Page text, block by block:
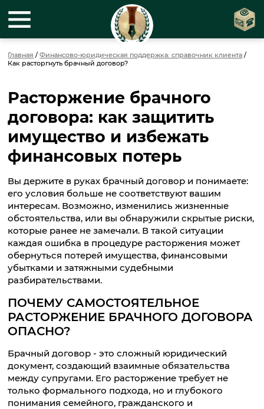
Главная /Финансово-юридическая поддержка: справочник клиента /
Как расторгнуть брачный договор?
Расторжение брачного
договора: как защитить
имущество и избежать
финансовых потерь
Вы держите в руках брачный договор и понимаете:
его условия больше не соответствуют вашим
интересам. Возможно, изменились жизненные
обстоятельства, или вы обнаружили скрытые риски,
которые ранее не замечали. В такой ситуации
каждая ошибка в процедуре расторжения может
обернуться потерей имущества, финансовыми
убытками и затяжными судебными
разбирательствами.
ПОЧЕМУ САМОСТОЯТЕЛЬНОЕ
РАСТОРЖЕНИЕ БРАЧНОГО ДОГОВОРА
ОПАСНО?
Брачный договор - это сложный юридический
документ, создающий взаимные обязательства
между супругами. Его расторжение требует не
только формального подхода, но и глубокого
понимания семейного, гражданского и